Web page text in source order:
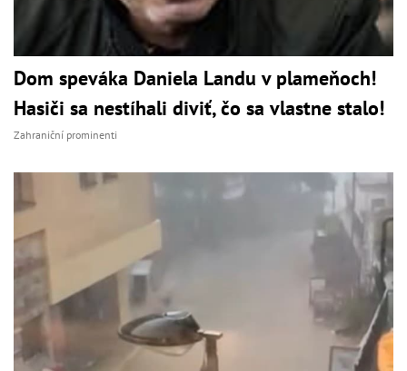
Dom speváka Daniela Landu v plameňoch!
Hasiči sa nestíhali diviť, čo sa vlastne stalo!
Zahraniční prominenti